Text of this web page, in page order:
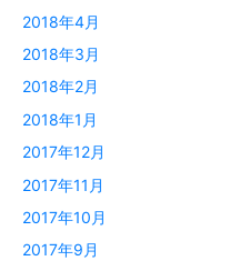
2018年4月
2018年3月
2018年2月
2018年1月
2017年12月
2017年11月
2017年10月
2017年9月